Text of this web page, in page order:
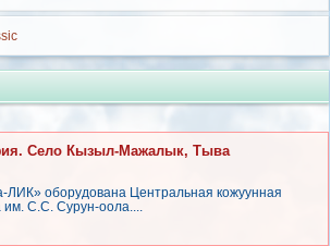
Село Кызыл-Мажалык, Тыва
ЛИК» оборудована Центральная кожуунная
С.С. Сурун-оола....